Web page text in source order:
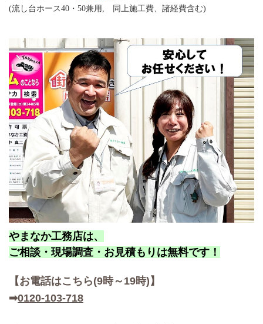
(流し台ホース40・50兼用, 同上施工費、諸経費含む)
やまなか工務店は、
ご相談・現場調査・お見積もりは無料です！
【お電話はこちら(9時～19時)】
➡0120-103-718